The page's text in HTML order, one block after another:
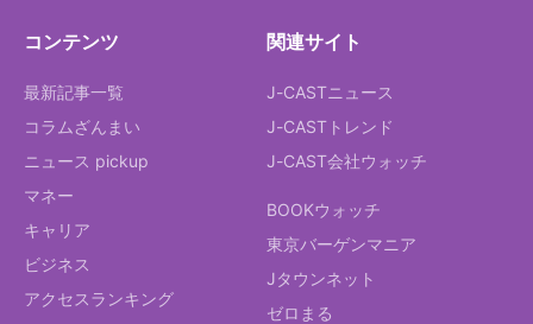
コンテンツ
最新記事一覧
コラムざんまい
ニュース pickup
マネー
キャリア
ビジネス
アクセスランキング
関連サイト
J-CASTニュース
J-CASTトレンド
J-CAST会社ウォッチ
BOOKウォッチ
東京バーゲンマニア
Jタウンネット
ゼロまる